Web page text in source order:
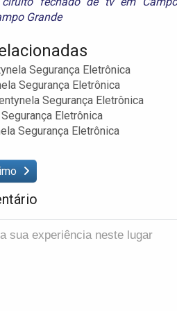
Grande
Segurança Eletrônica
Segurança Eletrônica
Segurança Eletrônica
Eletrônica
Segurança Eletrônica